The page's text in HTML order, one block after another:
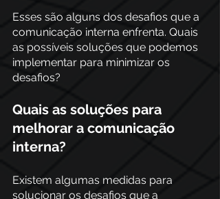
Esses são alguns dos desafios que a
comunicação interna enfrenta. Quais
as possíveis soluções que podemos
implementar para minimizar os
desafios?
Quais as soluções para
melhorar a comunicação
interna?
Existem algumas medidas para
solucionar os desafios que a